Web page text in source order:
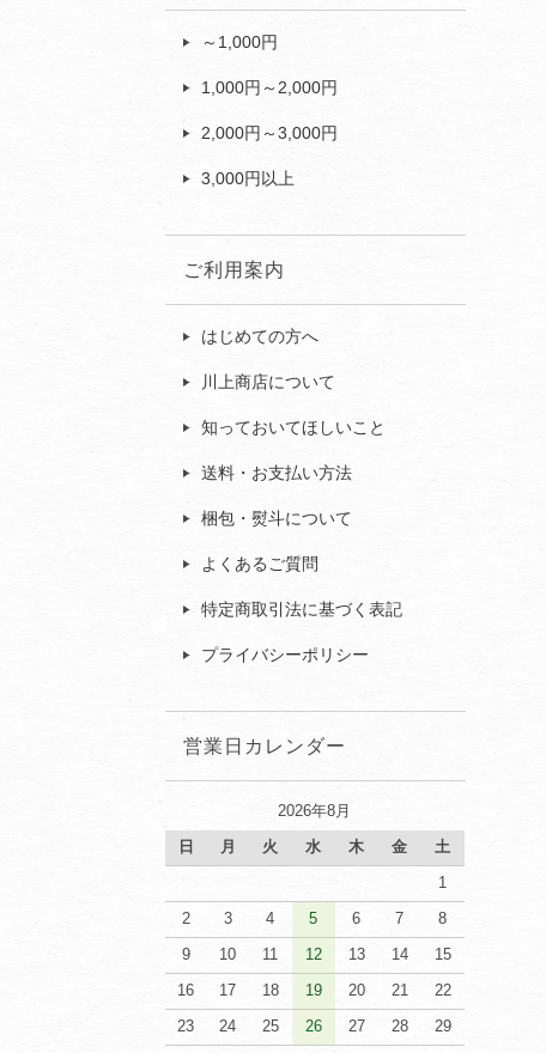
～1,000円
1,000円～2,000円
2,000円～3,000円
3,000円以上
ご利用案内
はじめての方へ
川上商店について
知っておいてほしいこと
送料・お支払い方法
梱包・熨斗について
よくあるご質問
特定商取引法に基づく表記
プライバシーポリシー
営業日カレンダー
2026年8月
日 月 火 水 木 金 土
1
2 3 4 5 6 7 8
9 10 11 12 13 14 15
16 17 18 19 20 21 22
23 24 25 26 27 28 29